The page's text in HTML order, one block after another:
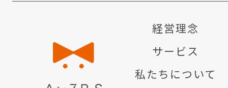
経営理念
サービス
私たちについて